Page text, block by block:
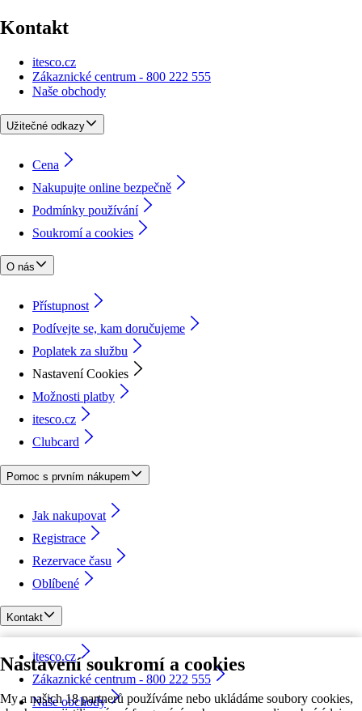
Nastavení soukromí a cookies
My a našich 18 partnerů používáme nebo ukládáme soubory cookies,
Kontakt
itesco.cz
Zákaznické centrum - 800 222 555
Naše obchody
Užitečné odkazy
Cena
Nakupujte online bezpečně
Podmínky používání
Soukromí a cookies
O nás
Přístupnost
Podívejte se, kam doručujeme
Poplatek za službu
Nastavení Cookies
Možnosti platby
itesco.cz
Clubcard
Pomoc s prvním nákupem
Jak nakupovat
Registrace
Rezervace času
Oblíbené
Kontakt
itesco.cz
Zákaznické centrum - 800 222 555
Naše obchody